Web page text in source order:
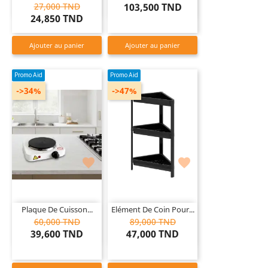
27,000 TND
24,850 TND
Ajouter au panier
103,500 TND
Ajouter au panier

Promo Aid
Plaque De Cuisson...
60,000 TND
39,600 TND
->34%

Promo Aid
Elément De Coin Pour...
89,000 TND
47,000 TND
->47%